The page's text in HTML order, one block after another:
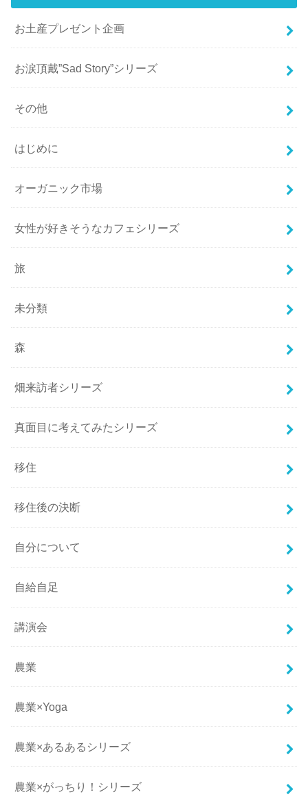
お土産プレゼント企画
お涙頂戴”Sad Story”シリーズ
その他
はじめに
オーガニック市場
女性が好きそうなカフェシリーズ
旅
未分類
森
畑来訪者シリーズ
真面目に考えてみたシリーズ
移住
移住後の決断
自分について
自給自足
講演会
農業
農業×Yoga
農業×あるあるシリーズ
農業×がっちり！シリーズ